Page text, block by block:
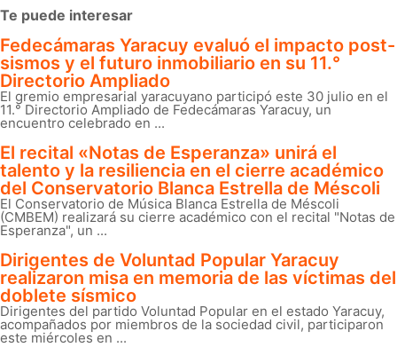
Te puede interesar
Fedecámaras Yaracuy evaluó el impacto post-
sismos y el futuro inmobiliario en su 11.°
Directorio Ampliado
El gremio empresarial yaracuyano participó este 30 julio en el
11.° Directorio Ampliado de Fedecámaras Yaracuy, un
encuentro celebrado en ...
El recital «Notas de Esperanza» unirá el
talento y la resiliencia en el cierre académico
del Conservatorio Blanca Estrella de Méscoli
El Conservatorio de Música Blanca Estrella de Méscoli
(CMBEM) realizará su cierre académico con el recital "Notas de
Esperanza", un ...
Dirigentes de Voluntad Popular Yaracuy
realizaron misa en memoria de las víctimas del
doblete sísmico
Dirigentes del partido Voluntad Popular en el estado Yaracuy,
acompañados por miembros de la sociedad civil, participaron
este miércoles en ...